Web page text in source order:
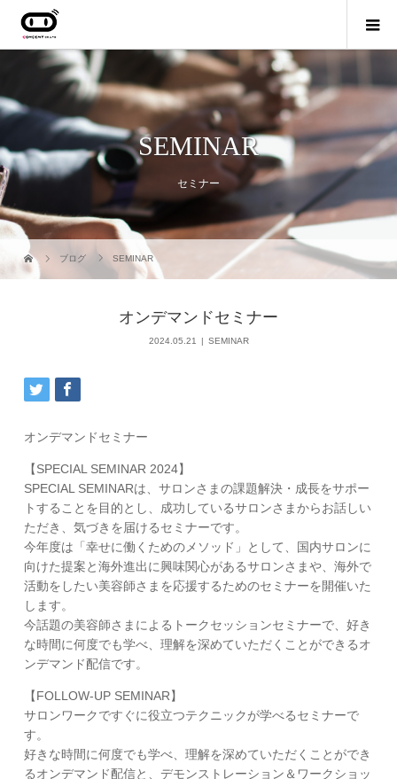
SEMINAR
セミナー
ブログ SEMINAR
オンデマンドセミナー
2024.05.21 SEMINAR
オンデマンドセミナー
【SPECIAL SEMINAR 2024】
SPECIAL SEMINARは、サロンさまの課題解決・成長をサポー
トすることを目的とし、成功しているサロンさまからお話しい
ただき、気づきを届けるセミナーです。
今年度は「幸せに働くためのメソッド」として、国内サロンに
向けた提案と海外進出に興味関心があるサロンさまや、海外で
活動をしたい美容師さまを応援するためのセミナーを開催いた
します。
今話題の美容師さまによるトークセッションセミナーで、好き
な時間に何度でも学べ、理解を深めていただくことができるオ
ンデマンド配信です。
【FOLLOW-UP SEMINAR】
サロンワークですぐに役立つテクニックが学べるセミナーで
す。
好きな時間に何度でも学べ、理解を深めていただくことができ
るオンデマンド配信と、デモンストレーション＆ワークショッ